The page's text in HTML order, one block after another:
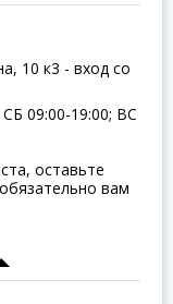
10 к3 - вход со
09:00-19:00; ВC
оставьте
вам